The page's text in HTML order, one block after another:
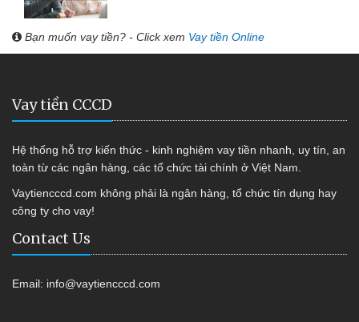
Bạn muốn vay tiền? - Click xem Vay tiền Online
Vay tiền CCCD
Hệ thống hỗ trợ kiến thức - kinh nghiệm vay tiền nhanh, uy tín, an
toàn từ các ngân hàng, các tổ chức tài chính ở Việt Nam.
Vaytiencccd.com không phải là ngân hàng, tổ chức tín dụng hay
công ty cho vay!
Contact Us
Email: info@vaytiencccd.com